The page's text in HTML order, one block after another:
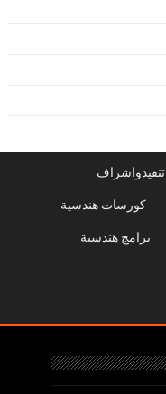
تنفيذواشراف
كورسات هندسية
برامج هندسية